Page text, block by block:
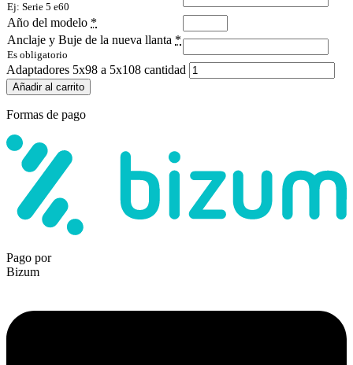
Ej: Serie 5 e60
Año del modelo *
Anclaje y Buje de la nueva llanta *
Es obligatorio
Adaptadores 5x98 a 5x108 cantidad
Añadir al carrito
Formas de pago
Pago por
Bizum